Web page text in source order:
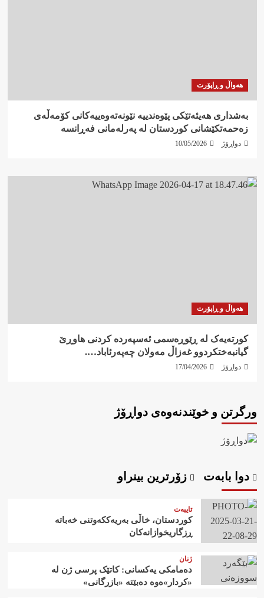
هەواڵ و ڕاپۆرت
بەشداری هەیئەتێکی پێوەندییە نێونەتەوەییەکانی کۆمەڵەی
زەحمەتکێشانی کوردستان لە پەرلەمانی فەڕانسە
دواڕۆژ 10/05/2026
هەواڵ و ڕاپۆرت
کورتەیەک لە ڕێوڕەسمی ئەسپەردە کردنی هاوڕێ
گیانبەختکردوو غەزاڵ مەولان چەپەرئاباد….
دواڕۆژ 17/04/2026
ورگرتن و خوێندنەوەی دواڕۆژ
دوا بابەت زۆرترین بینراو
تایبەت
کوردستان، خاڵی بەریەککەوتنی خەباتە
ڕزگاریخوازانەکان
ژنان
دەمامکی یەکسانی: کاتێک پرسی ژن لە
«کردار»ەوە دەبێتە «بازرگانی»